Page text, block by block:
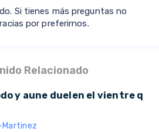
Si tienes más preguntas no
por preferirnos.
Relacionado
y aune duelen el vientre q
Martinez